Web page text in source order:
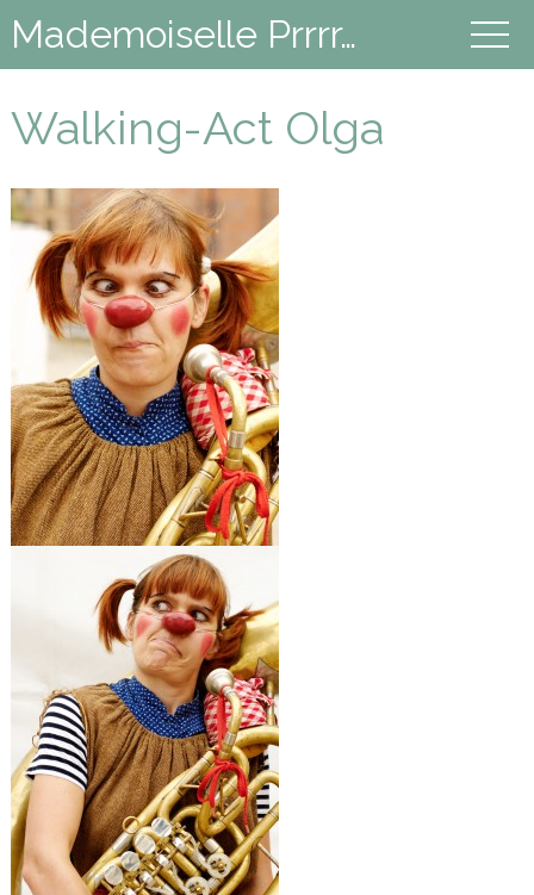
Mademoiselle Prrrr…
Walking-Act Olga